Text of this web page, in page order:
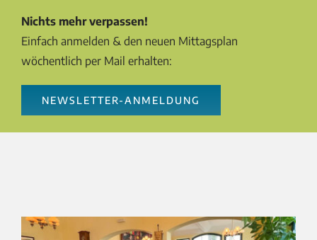
Nichts mehr verpassen!
Einfach anmelden & den neuen Mittagsplan
wöchentlich per Mail erhalten:
NEWSLETTER-ANMELDUNG